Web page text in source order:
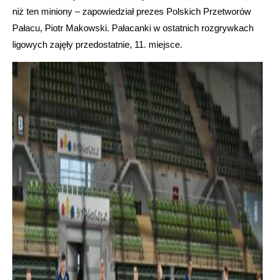
niż ten miniony – zapowiedział prezes Polskich Przetworów
Pałacu, Piotr Makowski. Pałacanki w ostatnich rozgrywkach
ligowych zajęły przedostatnie, 11. miejsce.